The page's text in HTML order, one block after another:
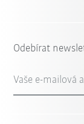
Odebírat
Vaše e-mailová